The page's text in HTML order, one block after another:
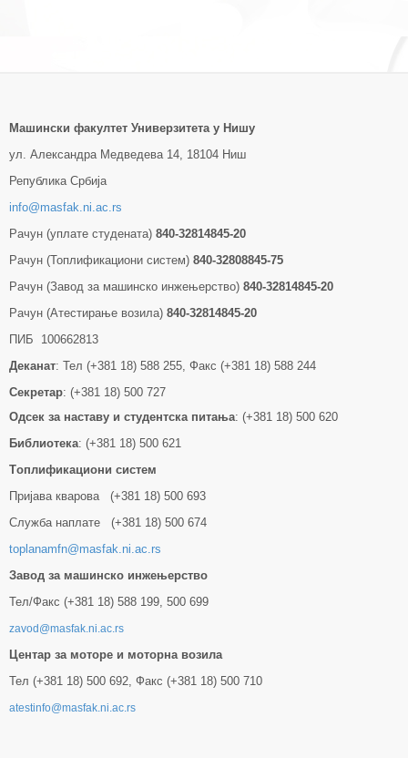
Машински факултет Универзитетa у Нишу
ул. Александра Медведева 14, 18104 Ниш
Република Србија
info@masfak.ni.ac.rs
Рачун (уплате студената) 840-32814845-20
Рачун (Топлификациони систем) 840-32808845-75
Рачун (Завод за машинско инжењерство) 840-32814845-20
Рачун (Атестирање возила) 840-32814845-20
ПИБ 100662813
Деканат: Тел (+381 18) 588 255, Факс (+381 18) 588 244
Секретар: (+381 18) 500 727
Одсек за наставу и студентска питања: (+381 18) 500 620
Библиотека: (+381 18) 500 621
Tоплификациони систем
Пријава кварова (+381 18) 500 693
Служба наплате (+381 18) 500 674
toplanamfn@masfak.ni.ac.rs
Завод за машинско инжењерство
Тел/Факс (+381 18) 588 199, 500 699
zavod@masfak.ni.ac.rs
Центар за моторе и моторна возила
Тел (+381 18) 500 692, Факс (+381 18) 500 710
atestinfo@masfak.ni.ac.rs